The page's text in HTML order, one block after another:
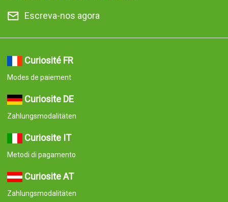
Escreva-nos agora
Curiosité FR
Modes de paiement
Curiosite DE
Zahlungsmodalitäten
Curiosite IT
Metodi di pagamento
Curiosite AT
Zahlungsmodalitäten